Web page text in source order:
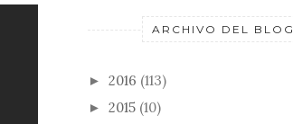
ARCHIVO DEL BLOG
► 2016 (113)
► 2015 (10)